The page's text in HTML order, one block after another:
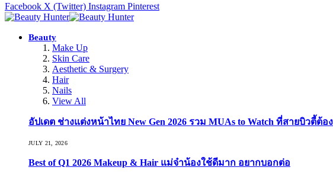
Facebook X (Twitter) Instagram Pinterest
Beauty
Make Up
Skin Care
Aesthetic & Surgery
Hair
Nails
View All
อัปเดต ช่างแต่งหน้าไทย New Gen 2026 รวม MUAs to Watch ที่สายบิวตี้ต้อ
JULY 21, 2026
Best of Q1 2026 Makeup & Hair แม่จ๋าน้องใช้ดีมาก อยากบอกต่อ